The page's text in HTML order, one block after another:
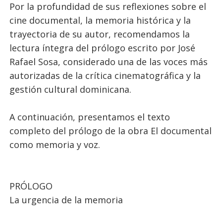
Por la profundidad de sus reflexiones sobre el
cine documental, la memoria histórica y la
trayectoria de su autor, recomendamos la
lectura íntegra del prólogo escrito por José
Rafael Sosa, considerado una de las voces más
autorizadas de la crítica cinematográfica y la
gestión cultural dominicana.
A continuación, presentamos el texto
completo del prólogo de la obra El documental
como memoria y voz.
PRÓLOGO
La urgencia de la memoria